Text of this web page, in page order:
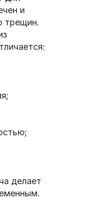
и
трещин.
делает